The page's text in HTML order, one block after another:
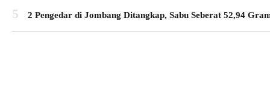
5 2 Pengedar di Jombang Ditangkap, Sabu Seberat 52,94